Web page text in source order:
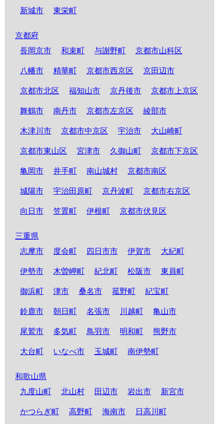
新城市 東栄町
京都府
長岡京市
和束町 与謝野町 京都市山科区
八幡市 精華町 京都市西京区 京田辺市
京都市北区 福知山市 京丹後市 京都市上京区
舞鶴市 南丹市 京都市左京区 綾部市
木津川市 京都市中京区 宇治市 大山崎町
京都市東山区 宮津市 久御山町 京都市下京区
亀岡市 井手町 南山城村 京都市南区
城陽市 宇治田原町 京丹波町 京都市右京区
向日市 笠置町 伊根町 京都市伏見区
三重県
志摩市
度会町 四日市市 伊賀市 大紀町
伊勢市 木曽岬町 紀北町 松阪市 東員町
御浜町 津市 桑名市 菰野町 紀宝町
鈴鹿市 朝日町 名張市 川越町 亀山市
尾鷲市 多気町 鳥羽市 明和町 熊野市
大台町 いなべ市 玉城町 南伊勢町
和歌山県
九度山町
北山村 田辺市 岩出市 新宮市
かつらぎ町 高野町 海南市 日高川町